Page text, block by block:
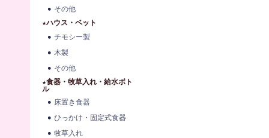
その他
★ハウス・ベット
チモシー製
木製
その他
★食器・牧草入れ・給水ボト
ル
床置き食器
ひっかけ・固定式食器
牧草入れ